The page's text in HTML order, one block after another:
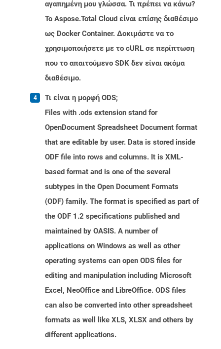
αγαπημένη μου γλώσσα. Τι πρέπει να κάνω?
Το Aspose.Total Cloud είναι επίσης διαθέσιμο
ως Docker Container. Δοκιμάστε να το
χρησιμοποιήσετε με το cURL σε περίπτωση
που το απαιτούμενο SDK δεν είναι ακόμα
διαθέσιμο.
Τι είναι η μορφή ODS;
Files with .ods extension stand for
OpenDocument Spreadsheet Document format
that are editable by user. Data is stored inside
ODF file into rows and columns. It is XML-
based format and is one of the several
subtypes in the Open Document Formats
(ODF) family. The format is specified as part of
the ODF 1.2 specifications published and
maintained by OASIS. A number of
applications on Windows as well as other
operating systems can open ODS files for
editing and manipulation including Microsoft
Excel, NeoOffice and LibreOffice. ODS files
can also be converted into other spreadsheet
formats as well like XLS, XLSX and others by
different applications.